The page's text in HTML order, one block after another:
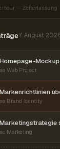
— Zeiterfassung
7. August
Homepage-
Web Project
Markenrichtlinien
Brand Identity
Marketingstrategie
Marketing